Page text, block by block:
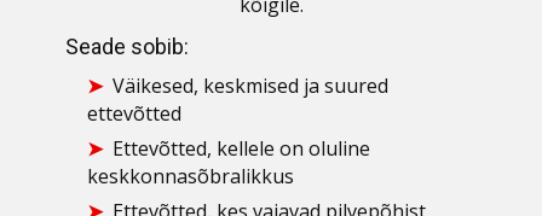
Seade sobib:
Väikesed, keskmised ja suured
ettevõtted
Ettevõtted, kellele on oluline
keskkonnasõbralikkus